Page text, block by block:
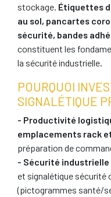
stockage. Étiquettes
au sol, pancartes
sécurité, bandes
constituent les
la sécurité industrielle.
POURQUOI
SIGNALÉTIQUE
- Productivité
emplacements rack
préparation de
- Sécurité industrielle
et signalétique sécurité
(pictogrammes santé/